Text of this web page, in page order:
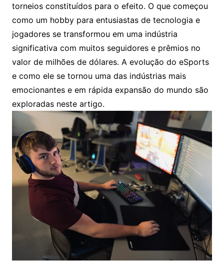
torneios constituídos para o efeito. O que começou
como um hobby para entusiastas de tecnologia e
jogadores se transformou em uma indústria
significativa com muitos seguidores e prêmios no
valor de milhões de dólares. A evolução do eSports
e como ele se tornou uma das indústrias mais
emocionantes e em rápida expansão do mundo são
exploradas neste artigo.